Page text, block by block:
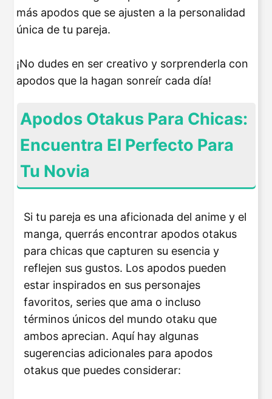
más apodos que se ajusten a la personalidad
única de tu pareja.
¡No dudes en ser creativo y sorprenderla con
apodos que la hagan sonreír cada día!
Apodos Otakus Para Chicas:
Encuentra El Perfecto Para
Tu Novia
Si tu pareja es una aficionada del anime y el
manga, querrás encontrar apodos otakus
para chicas que capturen su esencia y
reflejen sus gustos. Los apodos pueden
estar inspirados en sus personajes
favoritos, series que ama o incluso
términos únicos del mundo otaku que
ambos aprecian. Aquí hay algunas
sugerencias adicionales para apodos
otakus que puedes considerar: